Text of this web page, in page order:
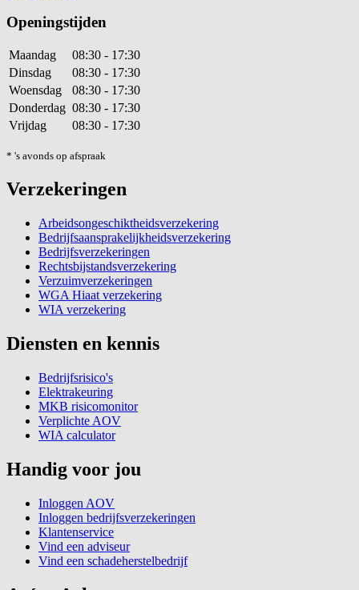
Openingstijden
Maandag
08:30 - 17:30
Dinsdag
08:30 - 17:30
Woensdag
08:30 - 17:30
Donderdag 08:30 - 17:30
Vrijdag
08:30 - 17:30
* 's avonds op afspraak
Verzekeringen
Arbeidsongeschiktheidsverzekering
Bedrijfsaansprakelijkheidsverzekering
Bedrijfsverzekeringen
Rechtsbijstandsverzekering
Verzuimverzekeringen
WGA Hiaat verzekering
WIA verzekering
Diensten en kennis
Bedrijfsrisico's
Elektrakeuring
MKB risicomonitor
Verplichte AOV
WIA calculator
Handig voor jou
Inloggen AOV
Inloggen bedrijfsverzekeringen
Klantenservice
Vind een adviseur
Vind een schadeherstelbedrijf